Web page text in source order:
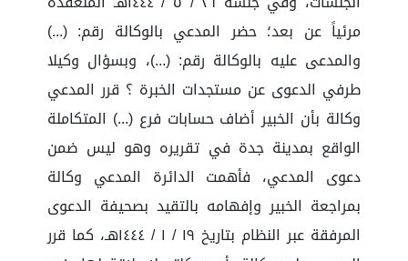
مرئياً عن بعد؛ حضر المدعي بالوكالة رقم: (...)
والمدعى عليه بالوكالة رقم: (...)، وبسؤال وكيلا
طرفي الدعوى عن مستجدات الخبرة ؟ قرر المدعي
وكالة بأن الخبير أضاف حسابات فرع (...) المتكاملة
الواقع بمدينة جدة في تقريره وهو ليس ضمن
دعوى المدعي، فأهمت الدائرة المدعي وكالة
بمراجعة الخبير وإفهامه بالتقيد بصحيفة الدعوى
المرفقة عبر النظام بتاريخ ١٩ / ١ / ١٤٤٤هـ، كما قرر